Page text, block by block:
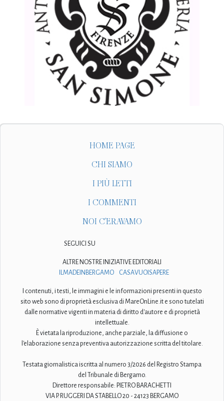
HOME PAGE
CHI SIAMO
I PIÙ LETTI
I COMMENTI
NOI C'ERAVAMO
SEGUICI SU
ALTRE NOSTRE INIZIATIVE EDITORIALI
ILMADEINBERGAMO
CASAVUOISAPERE
I contenuti, i testi, le immagini e le informazioni presenti in questo
sito web sono di proprietà esclusiva di MareOnLine.it e sono tutelati
dalle normative vigenti in materia di diritto d'autore e di proprietà
intellettuale.
È vietata la riproduzione, anche parziale, la diffusione o
l'elaborazione senza preventiva autorizzazione scritta del titolare.
Testata giornalistica iscritta al numero 3/2026 del Registro Stampa
del Tribunale di Bergamo.
Direttore responsabile: PIETRO BARACHETTI
VIA P. RUGGERI DA STABELLO 20 - 24123 BERGAMO